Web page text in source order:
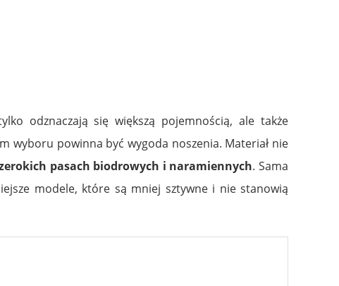
odznaczają się większą pojemnością, ale także
wyboru powinna być wygoda noszenia. Materiał nie
pasach biodrowych i naramiennych. Sama
modele, które są mniej sztywne i nie stanowią